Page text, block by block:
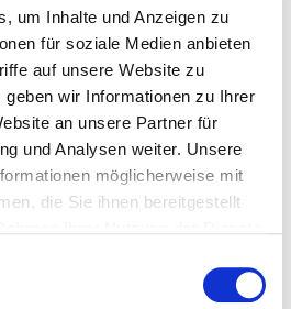
um Inhalte und Anzeigen zu
für soziale Medien anbieten
auf unsere Website zu
wir Informationen zu Ihrer
an unsere Partner für
und Analysen weiter. Unsere
möglicherweise mit
die Sie ihnen bereitgestellt